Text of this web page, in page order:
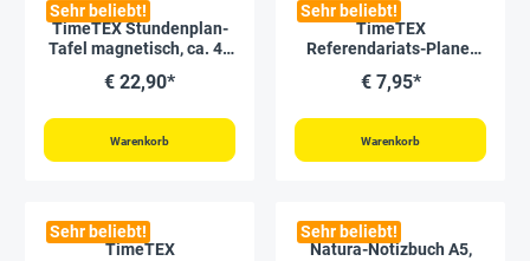
Sehr beliebt!
TimeTEX Stundenplan-
Tafel magnetisch, ca. 41
€ 22,90*
Warenkorb
Sehr beliebt!
TimeTEX
Referendariats-Planer
€ 7,95*
Warenkorb
Sehr beliebt!
TimeTEX
Sehr beliebt!
Natura-Notizbuch A5,